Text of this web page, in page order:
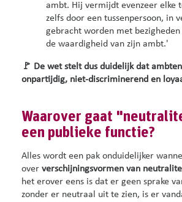
ambt. Hij vermijdt evenzeer elke
zelfs door een tussenpersoon, in
gebracht worden met
de waardigheid van zijn ambt.'
🚩 De wet stelt dus duidelijk dat
onpartijdig, niet-discriminerend en
Waarover gaat
een publieke functie?
Alles wordt een pak onduidelijker
over verschijningsvormen van
het erover eens is dat er geen sprake
zonder er neutraal uit te zien, is er